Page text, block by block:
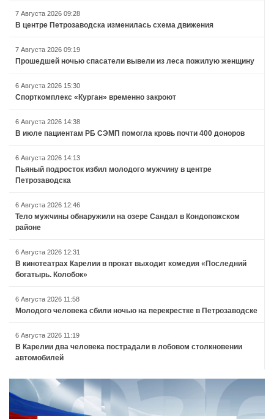
7 Августа 2026 09:28
В центре Петрозаводска изменилась схема движения
7 Августа 2026 09:19
Прошедшей ночью спасатели вывели из леса пожилую женщину
6 Августа 2026 15:30
Спорткомплекс «Курган» временно закроют
6 Августа 2026 14:38
В июле пациентам РБ СЭМП помогла кровь почти 400 доноров
6 Августа 2026 14:13
Пьяный подросток избил молодого мужчину в центре
Петрозаводска
6 Августа 2026 12:46
Тело мужчины обнаружили на озере Сандал в Кондопожском
районе
6 Августа 2026 12:31
В кинотеатрах Карелии в прокат выходит комедия «Последний
богатырь. Колобок»
6 Августа 2026 11:58
Молодого человека сбили ночью на перекрестке в Петрозаводске
6 Августа 2026 11:19
В Карелии два человека пострадали в лобовом столкновении
автомобилей